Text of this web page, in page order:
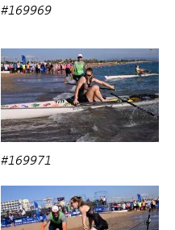
#169969
#169971